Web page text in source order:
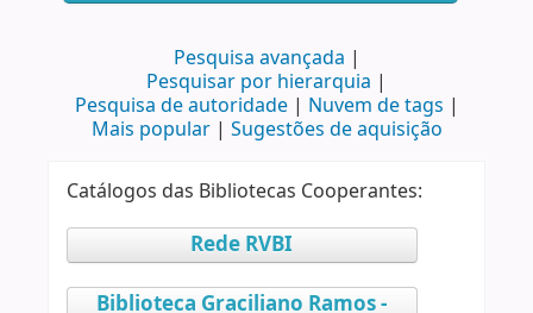
Pesquisa avançada
Pesquisar por hierarquia
Pesquisa de autoridade
Nuvem de tags
Mais popular
Sugestões de aquisição
Catálogos das Bibliotecas Cooperantes:
Rede RVBI
Biblioteca Graciliano Ramos -